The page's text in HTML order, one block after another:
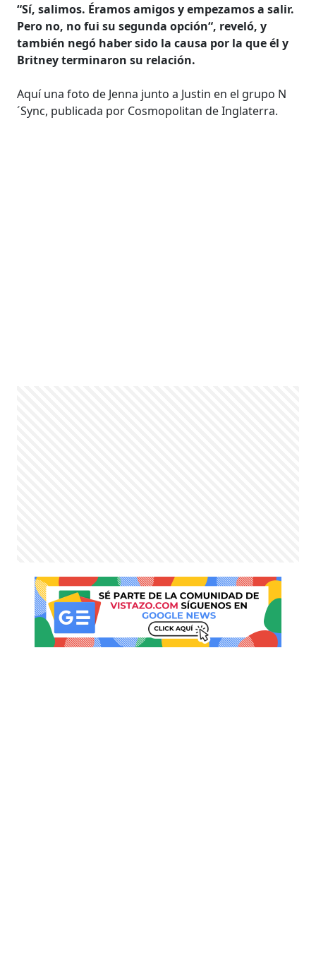
“Sí, salimos. Éramos amigos y empezamos a salir.
Pero no, no fui su segunda opción“, reveló, y
también negó haber sido la causa por la que él y
Britney terminaron su relación.
Aquí una foto de Jenna junto a Justin en el grupo N
´Sync, publicada por Cosmopolitan de Inglaterra.